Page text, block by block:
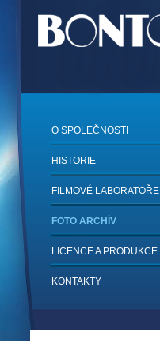
O SPOLEČNOSTI
HISTORIE
FILMOVÉ LABORATOŘE
FOTO ARCHÍV
LICENCE A PRODUKCE
KONTAKTY